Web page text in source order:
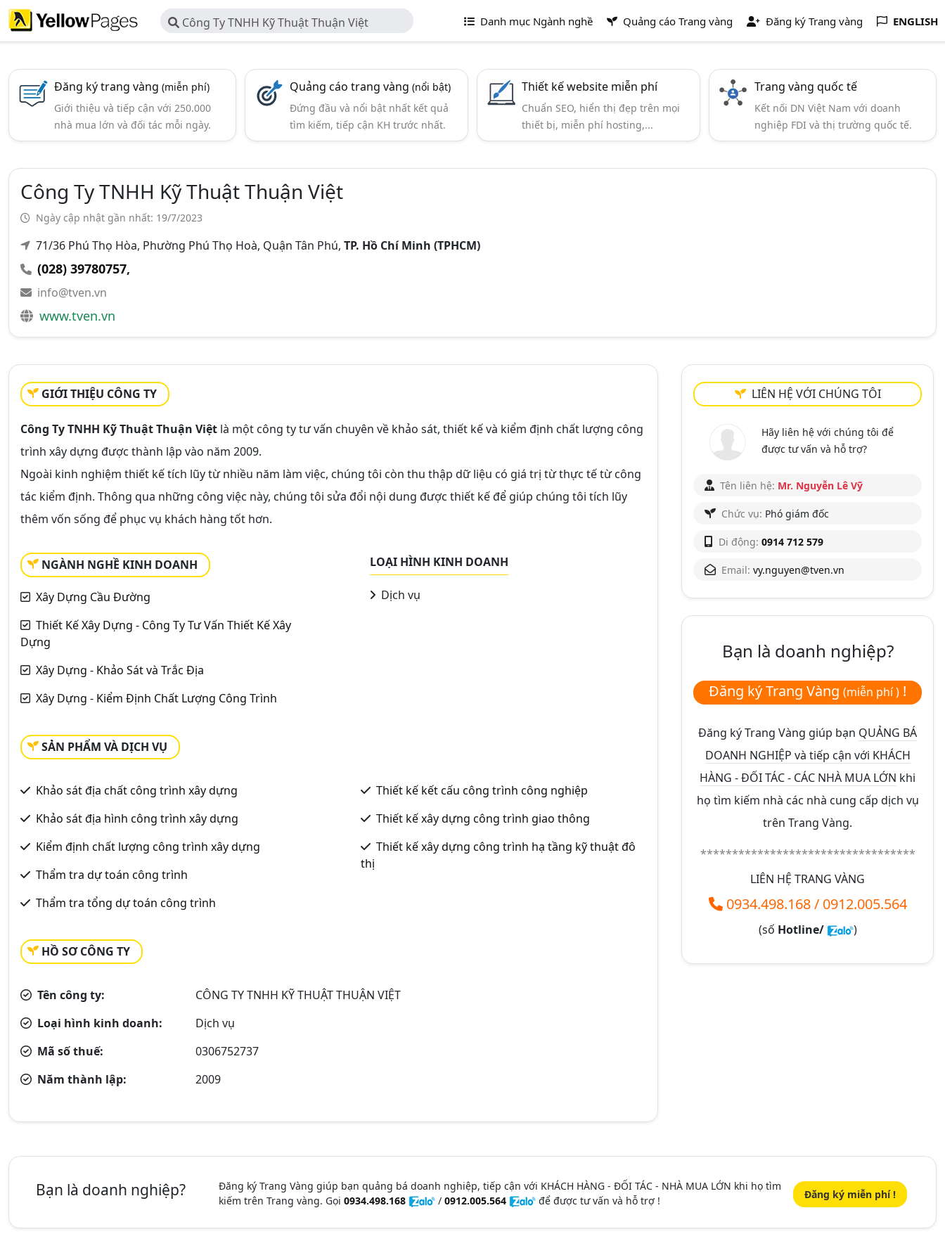
Công Ty TNHH Kỹ Thuật Thuận Việt Danh mục Ngành nghề Quảng cáo Trang vàng Đăng ký Trang vàng ENGLISH
Đăng ký trang vàng (miễn phí)
Giới thiệu và tiếp cận với 250.000
nhà mua lớn và đối tác mỗi ngày.
Quảng cáo trang vàng(nổi bật)
Đứng đầu và nổi bật nhất kết quả
tìm kiếm, tiếp cận KH trước nhất.
Thiết kế website miễn phí
Chuẩn SEO, hiển thị đẹp trên mọi
thiết bị, miễn phí hosting,...
Trang vàng quốc tế
Kết nối DN Việt Nam với doanh
nghiệp FDI và thị trường quốc tế.
Công Ty TNHH Kỹ Thuật Thuận Việt
Ngày cập nhật gần nhất: 19/7/2023
71/36 Phú Thọ Hòa, Phường Phú Thọ Hoà, Quận Tân Phú, TP. Hồ Chí Minh (TPHCM)
(028) 39780757,
info@tven.vn
www.tven.vn
GIỚI THIỆU CÔNG TY
Công Ty TNHH Kỹ Thuật Thuận Việt là một công ty tư vấn chuyên về khảo sát, thiết kế và kiểm định chất lượng công
trình xây dựng được thành lập vào năm 2009.
Ngoài kinh nghiệm thiết kế tích lũy từ nhiều năm làm việc, chúng tôi còn thu thập dữ liệu có giá trị từ thực tế từ công
tác kiểm định. Thông qua những công việc này, chúng tôi sửa đổi nội dung được thiết kế để giúp chúng tôi tích lũy
thêm vốn sống để phục vụ khách hàng tốt hơn.
NGÀNH NGHỀ KINH DOANH
Xây Dựng Cầu Đường
Thiết Kế Xây Dựng - Công Ty Tư Vấn Thiết Kế Xây
Dựng
Xây Dựng - Khảo Sát và Trắc Địa
Xây Dựng - Kiểm Định Chất Lượng Công Trình
LOẠI HÌNH KINH DOANH
Dịch vụ
SẢN PHẨM VÀ DỊCH VỤ
Khảo sát địa chất công trình xây dựng
Khảo sát địa hình công trình xây dựng
Kiểm định chất lượng công trình xây dựng
Thẩm tra dự toán công trình
Thẩm tra tổng dự toán công trình
Thiết kế kết cấu công trình công nghiệp
Thiết kế xây dựng công trình giao thông
Thiết kế xây dựng công trình hạ tầng kỹ thuật đô
thị
HỒ SƠ CÔNG TY
Tên công ty:
CÔNG TY TNHH KỸ THUẬT THUẬN VIỆT
Loại hình kinh doanh:
Dịch vụ
Mã số thuế:
0306752737
Năm thành lập:
2009
LIÊN HỆ VỚI CHÚNG TÔI
Hãy liên hệ với chúng tôi để
được tư vấn và hỗ trợ?
Tên liên hệ: Mr. Nguyễn Lê Vỹ
Chức vụ: Phó giám đốc
Di động: 0914 712 579
Email: vy.nguyen@tven.vn
Bạn là doanh nghiệp?
Đăng ký Trang Vàng (miễn phí ) !
Đăng ký Trang Vàng giúp bạn QUẢNG BÁ
DOANH NGHIỆP và tiếp cận với KHÁCH
HÀNG - ĐỐI TÁC - CÁC NHÀ MUA LỚN khi
họ tìm kiếm nhà các nhà cung cấp dịch vụ
trên Trang Vàng.
**********************************
LIÊN HỆ TRANG VÀNG
0934.498.168/ 0912.005.564
(số Hotline/ )
Bạn là doanh nghiệp?
Đăng ký Trang Vàng giúp bạn quảng bá doanh nghiệp, tiếp cận với KHÁCH HÀNG - ĐỐI TÁC - NHÀ MUA LỚN khi họ tìm
kiếm trên Trang vàng. Gọi 0934.498.168 / 0912.005.564 để được tư vấn và hỗ trợ ! Đăng ký miễn phí !